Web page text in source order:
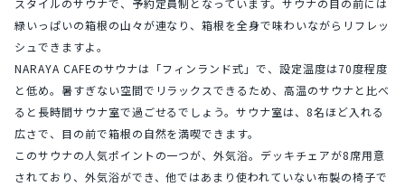
緑いっぱいの箱根の山々が連なり、箱根を全身で味わいながらリフレッ
シュできますよ。
NARAYA CAFEのサウナは「フィンランド式」で、設定温度は70度程度
と低め。暑すぎない空間でリラックスできるため、高温のサウナと比べ
ると長時間サウナ室で過ごせるでしょう。サウナ室は、8名ほど入れる
広さで、目の前で箱根の自然を満喫できます。
このサウナの人気ポイントの一つが、外気浴。デッキチェアが8席用意
されており、外気浴ができ、他ではあまり使われていない布製の椅子で